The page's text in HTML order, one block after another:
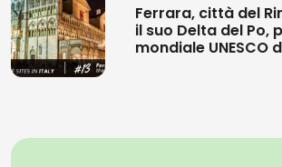
Ferrara, città del
il suo Delta del Po,
mondiale UNESCO